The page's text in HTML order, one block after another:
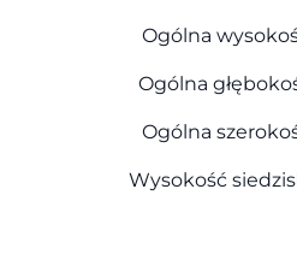
Ogólna
Ogólna
Ogólna
Wysokość